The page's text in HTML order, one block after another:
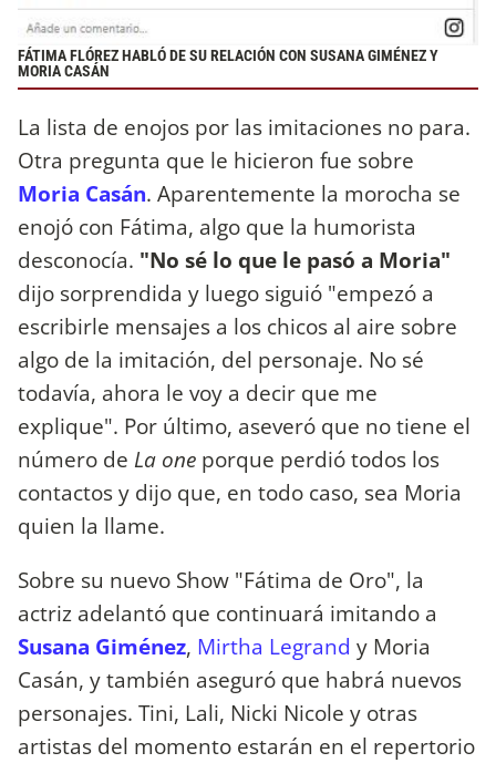
FÁTIMA FLÓREZ HABLÓ DE SU RELACIÓN CON SUSANA GIMÉNEZ Y
MORIA CASÁN
La lista de enojos por las imitaciones no para.
Otra pregunta que le hicieron fue sobre
Moria Casán. Aparentemente la morocha se
enojó con Fátima, algo que la humorista
desconocía. "No sé lo que le pasó a Moria"
dijo sorprendida y luego siguió "empezó a
escribirle mensajes a los chicos al aire sobre
algo de la imitación, del personaje. No sé
todavía, ahora le voy a decir que me
explique". Por último, aseveró que no tiene el
número de La one porque perdió todos los
contactos y dijo que, en todo caso, sea Moria
quien la llame.
Sobre su nuevo Show "Fátima de Oro", la
actriz adelantó que continuará imitando a
Susana Giménez, Mirtha Legrand y Moria
Casán, y también aseguró que habrá nuevos
personajes. Tini, Lali, Nicki Nicole y otras
artistas del momento estarán en el repertorio